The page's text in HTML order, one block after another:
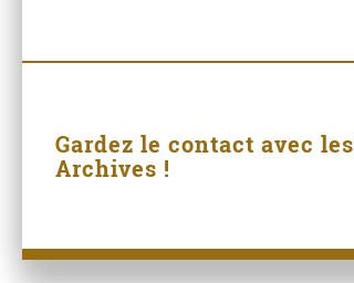
Gardez le contact avec les
Archives !